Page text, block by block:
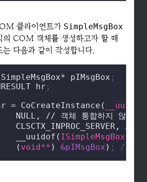
클라이언트가 SimpleMsgBox
의 COM 객체를 생성하고자 할 때
는 다음과 같이 작성합니다.
pIMsgBox ;
hr ;
= CoCreateInstance(
__uuidof
NULL, // 객체 통합하지 않음
CLSCTX_INPROC_SERVER, // 인
__uuidof(
ISimpleMsgBox
(
void** ) &pIMsgBox ) ; // 인터